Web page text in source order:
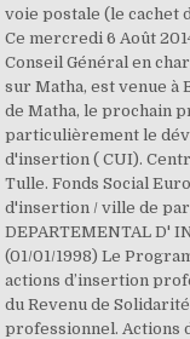
voie postale (le cachet
Ce mercredi 6 Août
Conseil Général en
sur Matha, est venue à
de Matha, le prochain
particulièrement le
d'insertion ( CUI).
Tulle. Fonds Social
d'insertion / ville de
DEPARTEMENTAL D'
(01/01/1998) Le
actions d’insertion
du Revenu de
professionnel. Actions